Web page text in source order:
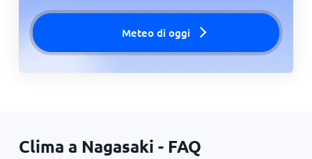
Meteo di oggi
Clima a Nagasaki - FAQ